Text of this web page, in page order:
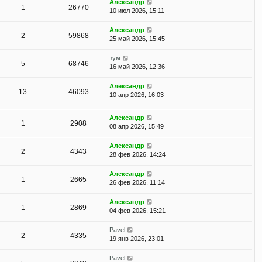
1 26770
Александр
10 июл 2026, 15:11
2 59868
Александр
25 май 2026, 15:45
5 68746
зум
16 май 2026, 12:36
13 46093
Александр
10 апр 2026, 16:03
1 2908
Александр
08 апр 2026, 15:49
2 4343
Александр
28 фев 2026, 14:24
1 2665
Александр
26 фев 2026, 11:14
1 2869
Александр
04 фев 2026, 15:21
2 4335
Pavel
19 янв 2026, 23:01
Pavel